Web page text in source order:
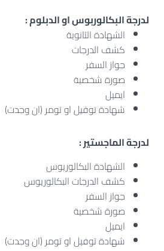
لدرجة البكالوربوس او الدبلوم :
الشهادة الثانوية
كشف الدرجات
جواز السفر
صورة شخصية
ايميل
شهادة توفيل او تومر (ان وجدت)
لدرجة الماجستير :
الشهادة البكالوريوس
كشف الدرجات البكالوريوس
جواز السفر
صورة شخصية
ايميل
شهادة توفيل او تومر (ان وجدت)